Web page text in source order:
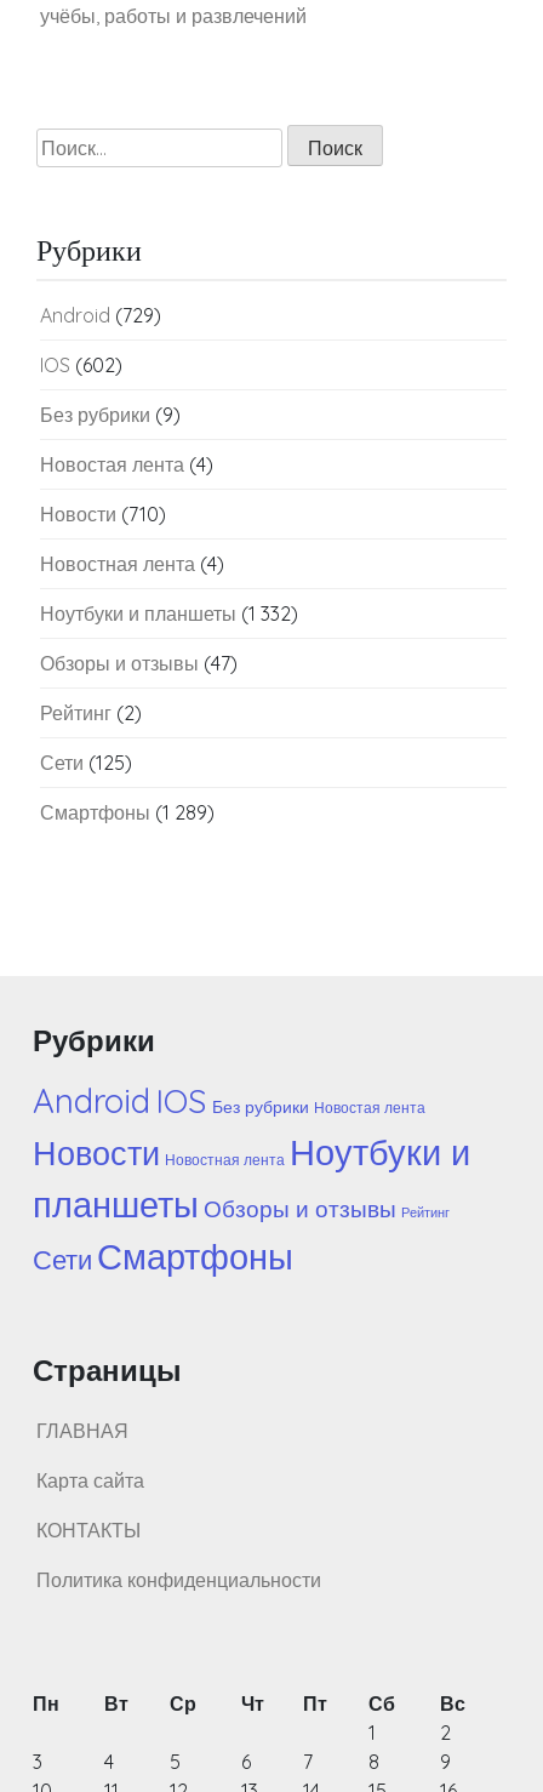
учёбы, работы и развлечений
Найти:
Рубрики
Android (729)
IOS (602)
Без рубрики (9)
Новостая лента (4)
Новости (710)
Новостная лента (4)
Ноутбуки и планшеты (1 332)
Обзоры и отзывы (47)
Рейтинг (2)
Сети (125)
Смартфоны (1 289)
Рубрики
Android IOS Без рубрики Новостая лента
Новости Новостная лента Ноутбуки и
планшеты Обзоры и отзывы Рейтинг
Сети Смартфоны
Страницы
ГЛАВНАЯ
Карта сайта
КОНТАКТЫ
Политика конфиденциальности
Пн Вт Ср Чт Пт Сб
Вс
1
2
3
4 5 6 7 8
9